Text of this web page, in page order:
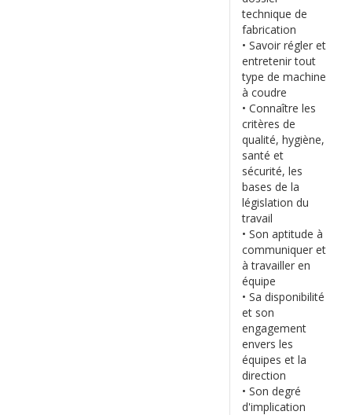
technique de
fabrication
• Savoir régler et
entretenir tout
type de machine
à coudre
• Connaître les
critères de
qualité, hygiène,
santé et
sécurité, les
bases de la
législation du
travail
• Son aptitude à
communiquer et
à travailler en
équipe
• Sa disponibilité
et son
engagement
envers les
équipes et la
direction
• Son degré
d'implication